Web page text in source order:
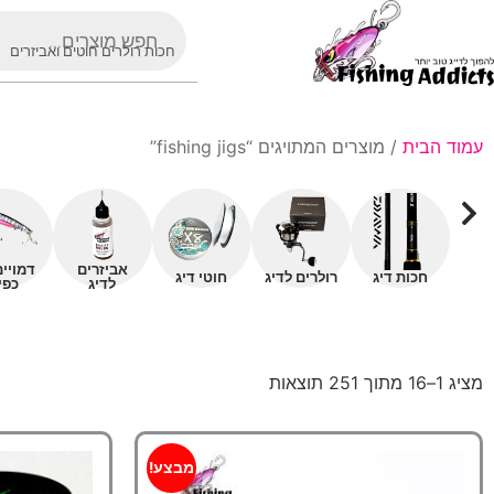
חכות רולרים חוטים ואביזרים
עמוד הבית / מוצרים המתויגים “fishing jigs”
חכות דיג רולרים לדיג חוטי דיג
אביזרים
לדיג
מציג 1–16 מתוך 251 תוצאות
מבצע!